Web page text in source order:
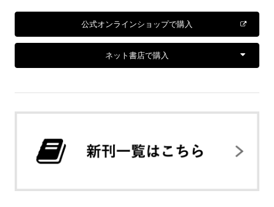
公式オンラインショップで購入
ネット書店で購入